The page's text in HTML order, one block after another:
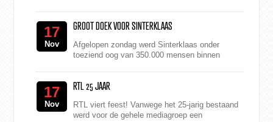
17
Nov
GROOT DOEK VOOR SINTERKLAAS
Afgelopen zondag werd Sinterklaas onder
toeziend oog van 350.000 mensen binnen
17
Nov
RTL 25 JAAR
RTL viert feest! Vanwege het 25-jarig bestaand
werd voor de gehele mediagroep een